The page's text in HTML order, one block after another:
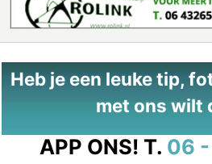
Heb je een leuke tip,
met ons wilt
APP ONS! T. 06 -